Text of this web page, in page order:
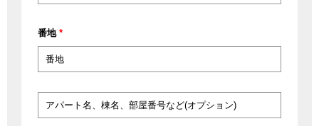
番地 *
パ